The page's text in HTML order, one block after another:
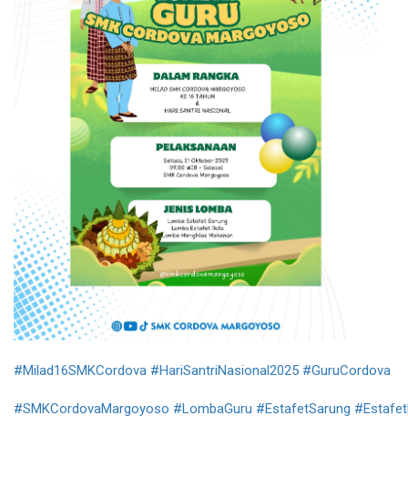
#Milad16SMKCordova #HariSantriNasional2025 #GuruCordova
#SMKCordovaMargoyoso #LombaGuru #EstafetSarung